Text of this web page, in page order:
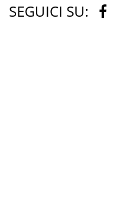
SEGUICI SU: